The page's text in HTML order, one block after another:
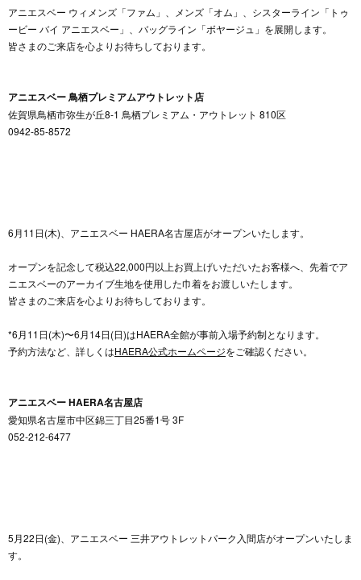
アニエスベー ウィメンズ「ファム」、メンズ「オム」、シスターライン「トゥ
ービー バイ アニエスベー」、バッグライン「ボヤージュ」を展開します。
皆さまのご来店を心よりお待ちしております。
アニエスベー 鳥栖プレミアムアウトレット店
佐賀県鳥栖市弥生が丘8-1 鳥栖プレミアム・アウトレット 810区
0942-85-8572
6月11日(木)、アニエスベー HAERA名古屋店がオープンいたします。
オープンを記念して税込22,000円以上お買上げいただいたお客様へ、先着でア
ニエスベーのアーカイブ生地を使用した巾着をお渡しいたします。
皆さまのご来店を心よりお待ちしております。
*6月11日(木)〜6月14日(日)はHAERA全館が事前入場予約制となります。
予約方法など、詳しくはHAERA公式ホームページをご確認ください。
アニエスベー HAERA名古屋店
愛知県名古屋市中区錦三丁目25番1号 3F
052-212-6477
5月22日(金)、アニエスベー 三井アウトレットパーク入間店がオープンいたしま
す。